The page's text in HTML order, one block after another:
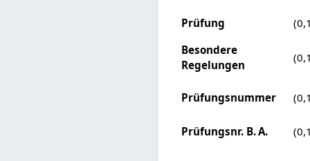
Prüfung
Besondere
Regelungen
Prüfungsnummer
Prüfungsnr. B. A.